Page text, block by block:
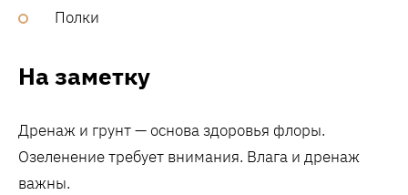
Полки
На заметку
Дренаж и грунт — основа здоровья флоры.
Озеленение требует внимания. Влага и дренаж
важны.